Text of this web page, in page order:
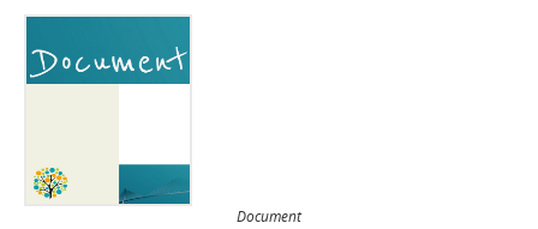
Document